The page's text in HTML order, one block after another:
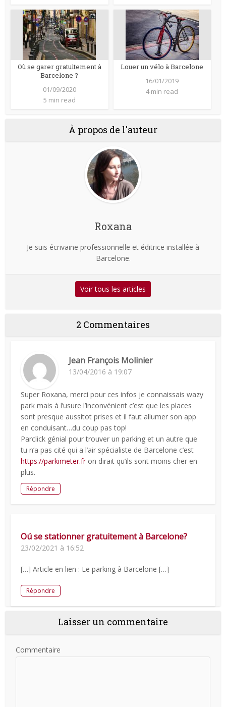
Où se garer gratuitement à
Barcelone ?
01/09/2020
5 min read
Louer un vélo à Barcelone
16/01/2019
4 min read
À propos de l'auteur
Roxana
Je suis écrivaine professionnelle et éditrice installée à
Barcelone.
Voir tous les articles
2 Commentaires
Jean François Molinier
13/04/2016 à 19:07
Super Roxana, merci pour ces infos je connaissais wazy
park mais à l’usure l’inconvénient c’est que les places
sont presque aussitot prises et il faut allumer son app
en conduisant…du coup pas top!
Parclick génial pour trouver un parking et un autre que
tu n’a pas cité qui a l’air spécialiste de Barcelone c’est
https://parkimeter.fron dirait qu’ils sont moins cher en
plus.
Répondre
Oú se stationner gratuitement à Barcelone?
23/02/2021 à 16:52
[…] Article en lien : Le parking à Barcelone […]
Répondre
Laisser un commentaire
Commentaire